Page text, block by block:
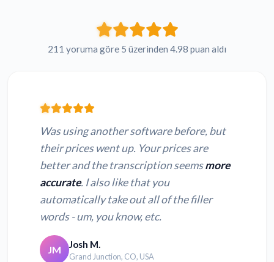
211 yoruma göre 5 üzerinden 4.98 puan aldı
Was using another software before, but
their prices went up. Your prices are
better and the transcription seemsmore
accurate. I also like that you
automatically take out all of the filler
words - um, you know, etc.
JM Josh M.
Grand Junction, CO, USA